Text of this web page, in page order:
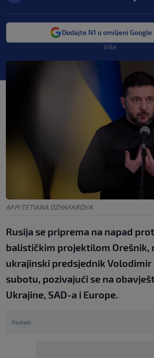
Dodajte N1 u omiljeni
Više
AFP/TETIANA DZHAFAROVA
Rusija se priprema na napad
balističkim projektilom Orešnik,
ukrajinski predsjednik Volodimir
subotu, pozivajući se na
Ukrajine, SAD-a i Europe.
Podijeli